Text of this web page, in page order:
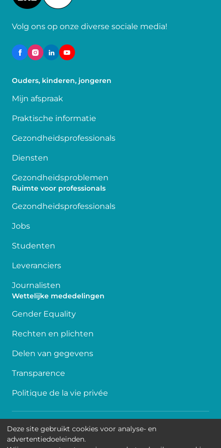
Volg ons op onze diverse sociale media!
Ouders, kinderen, jongeren
Mijn afspraak
Praktische informatie
Gezondheidsprofessionals
Diensten
Gezondheidsproblemen
Ruimte voor professionals
Gezondheidsprofessionals
Jobs
Studenten
Leveranciers
Journalisten
Wettelijke mededelingen
Gender Equality
Rechten en plichten
Delen van gegevens
Transparence
Politique de la vie privée
Toegankelijkheid
Contact
Deze site gebruikt cookies voor analyse- en
advertentiedoeleinden.